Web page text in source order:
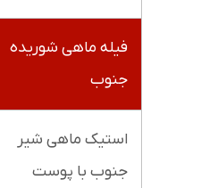
فیله ماهی شوریده
جنوب
استیک ماهی شیر
جنوب با پوست